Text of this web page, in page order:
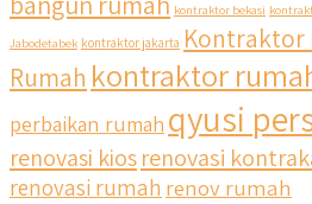
kontraktor bekasi
Jabodetabek kontraktor jakarta Kontraktor
Rumah kontraktor
perbaikan rumah qyusi
renovasi kiosrenovasi
renovasi rumah renov rumah